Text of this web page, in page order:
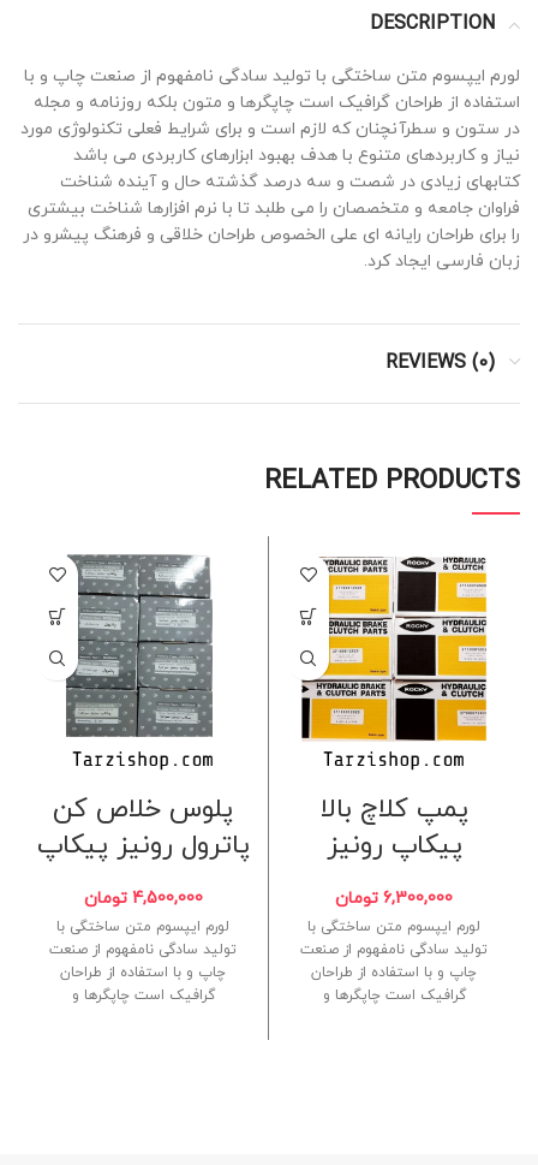
DESCRIPTION
لورم ایپسوم متن ساختگی با تولید سادگی نامفهوم از صنعت چاپ و با
استفاده از طراحان گرافیک است چاپگرها و متون بلکه روزنامه و مجله
در ستون و سطرآنچنان که لازم است و برای شرایط فعلی تکنولوژی مورد
نیاز و کاربردهای متنوع با هدف بهبود ابزارهای کاربردی می باشد
کتابهای زیادی در شصت و سه درصد گذشته حال و آینده شناخت
فراوان جامعه و متخصصان را می طلبد تا با نرم افزارها شناخت بیشتری
را برای طراحان رایانه ای علی الخصوص طراحان خلاقی و فرهنگ پیشرو در
زبان فارسی ایجاد کرد.
REVIEWS (0)
RELATED PRODUCTS
پمپ کلاچ بالا
پیکاپ رونیز
6,300,000 تومان
لورم ایپسوم متن ساختگی با
تولید سادگی نامفهوم از صنعت
چاپ و با استفاده از طراحان
گرافیک است چاپگرها و
پلوس خلاص کن
پاترول رونیز پیکاپ
4,500,000 تومان
لورم ایپسوم متن ساختگی با
تولید سادگی نامفهوم از صنعت
چاپ و با استفاده از طراحان
گرافیک است چاپگرها و